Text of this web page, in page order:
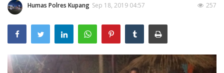
Giat Ops
Lantas
Jurnal Kamtibmas
Satwil
Humas Polres Kupang Sep 18, 2019 04:57 257